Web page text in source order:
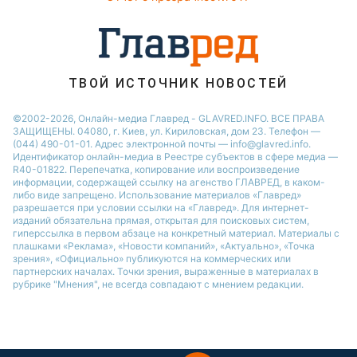
ТВОЙ ИСТОЧНИК НОВОСТЕЙ
©2002-2026, Онлайн-медиа Главред - GLAVRED.INFO. ВСЕ ПРАВА
ЗАЩИЩЕНЫ. 04080, г. Киев, ул. Кириловская, дом 23. Телефон —
(044) 490-01-01. Адрес электронной почты — info@glavred.info.
Идентификатор онлайн-медиа в Реестре cубъектов в сфере медиа —
R40-01822. Перепечатка, копирование или воспроизведение
информации, содержащей ссылку на агенство ГЛАВРЕД, в каком-
либо виде запрещено. Использование материалов «Главред»
разрешается при условии ссылки на «Главред». Для интернет-
изданий обязательна прямая, открытая для поисковых систем,
гиперссылка в первом абзаце на конкретный материал. Материалы с
плашками «Реклама», «Новости компаний», «Актуально», «Точка
зрения», «Официально» публикуются на коммерческих или
партнерских началах. Точки зрения, выраженные в материалах в
рубрике "Мнения", не всегда совпадают с мнением редакции.